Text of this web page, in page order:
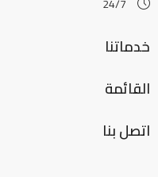
خدماتنا
القائمة
اتصل بنا